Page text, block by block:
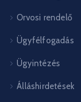
Orvosi rendelő
Ügyfélfogadás
Ügyintézés
Álláshirdetések